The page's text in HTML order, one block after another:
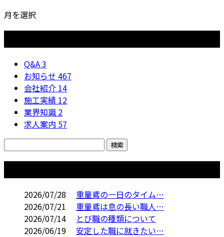
月を選択
Q&A3
お知らせ 467
会社紹介 14
施工実績 12
業界知識 2
求人案内 57
2026/07/28
重量鳶の一日のタイム…
2026/07/21
重量鳶は息の長い職人…
2026/07/14
とび職の種類について
2026/06/19
安定した職に就きたい…